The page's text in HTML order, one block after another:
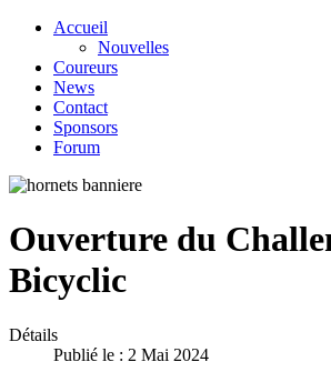
Accueil
Nouvelles
Coureurs
News
Contact
Sponsors
Forum
Ouverture du
Bicyclic
Détails
Publié le : 2 Mai 2024